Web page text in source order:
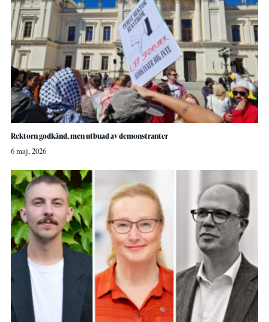
Rektorn godkänd, men utbuad av demonstranter
6 maj, 2026